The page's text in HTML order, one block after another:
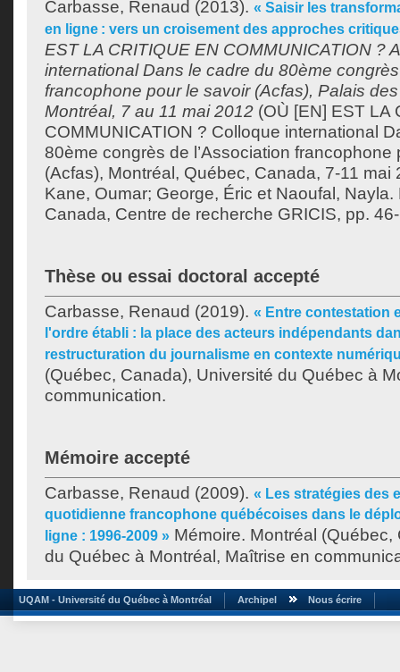
Carbasse, Renaud (2013). « Saisir les
en ligne : vers un croisement des approches
EST LA CRITIQUE EN COMMUNICATION ?
international Dans le cadre du 80ème
francophone pour le savoir (Acfas), Palais
Montréal, 7 au 11 mai 2012 (OÙ [EN] EST LA
COMMUNICATION ? Colloque international
80ème congrès de l’Association francophone
(Acfas), Montréal, Québec, Canada, 7-11 mai
Kane, Oumar; George, Éric et Naoufal, Nayla.
Canada, Centre de recherche GRICIS, pp.
Thèse ou essai doctoral accepté
Carbasse, Renaud (2019). « Entre contestation
l'ordre établi : la place des acteurs indépendants
restructuration du journalisme en contexte
(Québec, Canada), Université du Québec à
communication.
Mémoire accepté
Carbasse, Renaud (2009). « Les stratégies des
quotidienne francophone québécoises dans le
ligne : 1996-2009 » Mémoire. Montréal
du Québec à Montréal, Maîtrise en
UQAM - Université du Québec à Montréal Archipel Nous écrire